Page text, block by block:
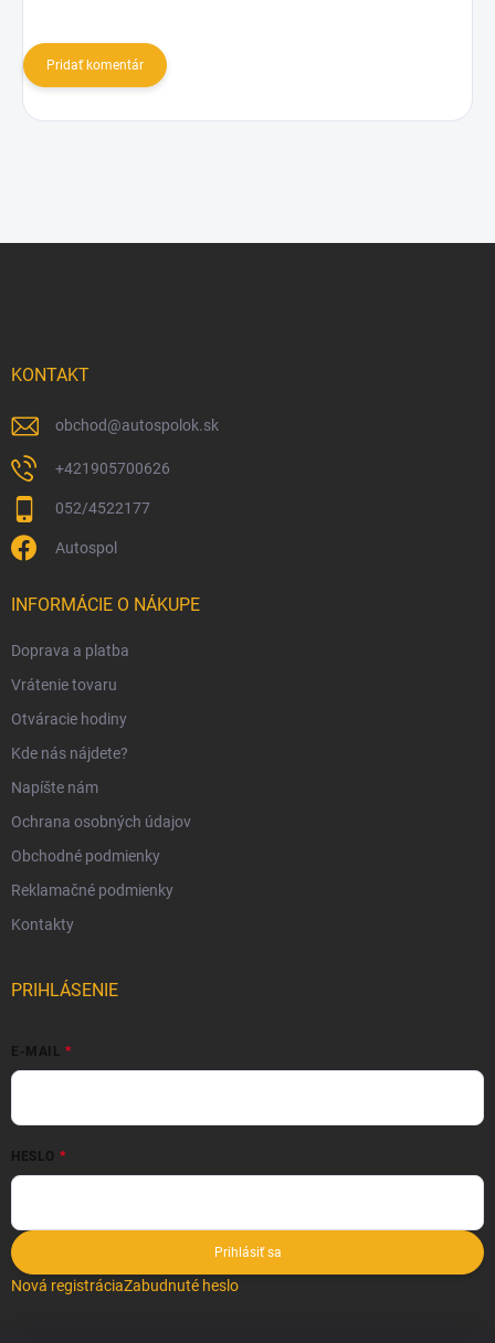
Pridať komentár
KONTAKT
obchod@autospolok.sk
+421905700626
052/4522177
Autospol
INFORMÁCIE O NÁKUPE
Doprava a platba
Vrátenie tovaru
Otváracie hodiny
Kde nás nájdete?
Napíšte nám
Ochrana osobných údajov
Obchodné podmienky
Reklamačné podmienky
Kontakty
PRIHLÁSENIE
E-MAIL
HESLO
Prihlásiť sa
Nová registráciaZabudnuté heslo